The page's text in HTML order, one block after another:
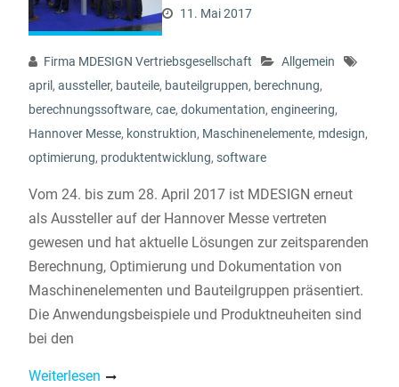
11. Mai 2017
Firma MDESIGN Vertriebsgesellschaft
Allgemein
april , aussteller, bauteile, bauteilgruppen, berechnung,
berechnungssoftware, cae, dokumentation, engineering,
Hannover Messe, konstruktion, Maschinenelemente, mdesign,
optimierung, produktentwicklung, software
Vom 24. bis zum 28. April 2017 ist MDESIGN erneut
als Aussteller auf der Hannover Messe vertreten
gewesen und hat aktuelle Lösungen zur zeitsparenden
Berechnung, Optimierung und Dokumentation von
Maschinenelementen und Bauteilgruppen präsentiert.
Die Anwendungsbeispiele und Produktneuheiten sind
bei den
Weiterlesen